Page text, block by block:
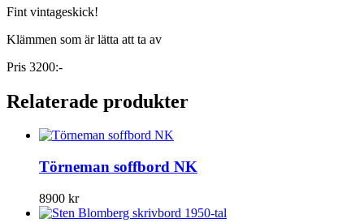
Fint vintageskick!
Klämmen som är lätta att ta av
Pris 3200:-
Relaterade produkter
Törneman soffbord NK
8900 kr